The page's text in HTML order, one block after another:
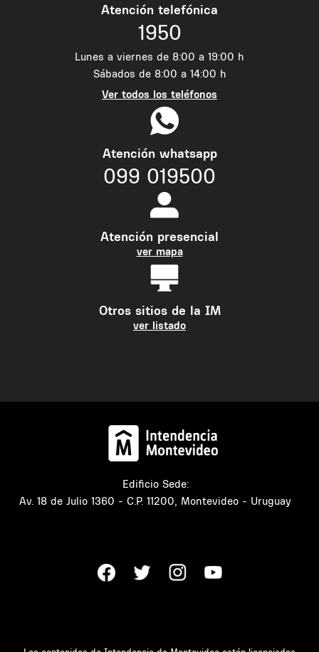
Atención telefónica
1950
Lunes a viernes de 8:00 a 19:00 h
Sábados de 8:00 a 14:00 h
Ver todos los teléfonos
Atención whatsapp
099 019500
Atención presencial
ver mapa
Otros sitios de la IM
ver listado
Edificio Sede:
Av. 18 de Julio 1360 - C.P. 11200, Montevideo - Uruguay